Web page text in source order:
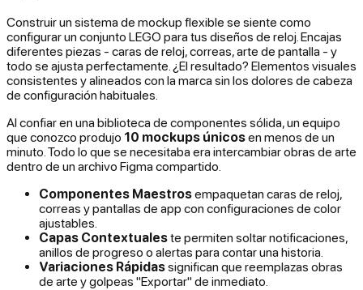
Construir un sistema de mockup flexible se siente como
configurar un conjunto LEGO para tus diseños de reloj. Encajas
diferentes piezas - caras de reloj, correas, arte de pantalla - y
todo se ajusta perfectamente. ¿El resultado? Elementos visuales
consistentes y alineados con la marca sin los dolores de cabeza
de configuración habituales.
Al confiar en una biblioteca de componentes sólida, un equipo
que conozco produjo 10 mockups únicosen menos de un
minuto. Todo lo que se necesitaba era intercambiar obras de arte
dentro de un archivo Figma compartido.
Componentes Maestrosempaquetan caras de reloj,
correas y pantallas de app con configuraciones de color
ajustables.
Capas Contextualeste permiten soltar notificaciones,
anillos de progreso o alertas para contar una historia.
Variaciones Rápidassignifican que reemplazas obras
de arte y golpeas "Exportar" de inmediato.